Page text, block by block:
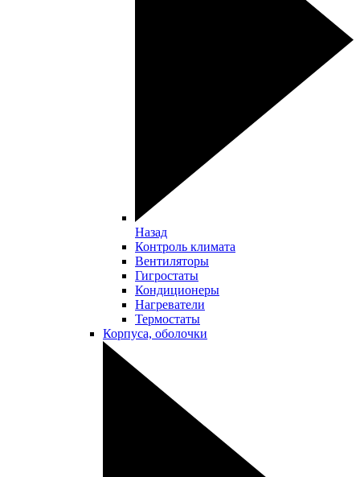
Назад
Контроль климата
Вентиляторы
Гигростаты
Кондиционеры
Нагреватели
Термостаты
Корпуса, оболочки